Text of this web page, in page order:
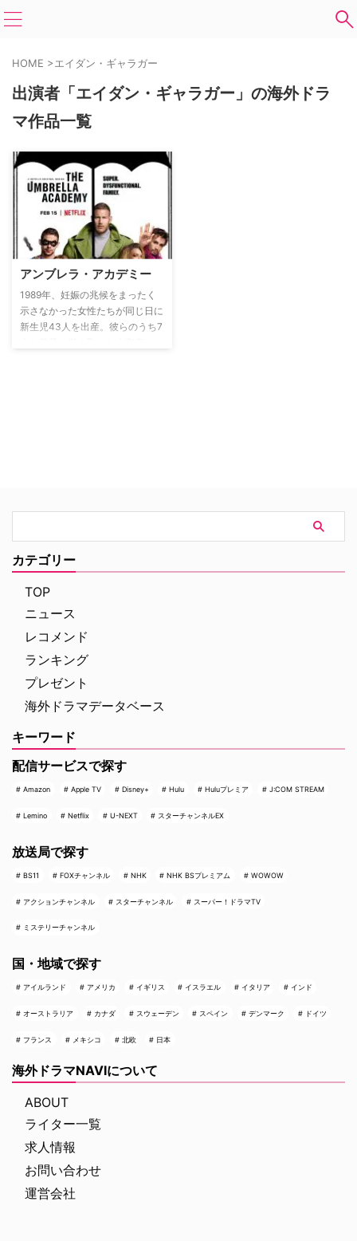
HOME >エイダン・ギャラガー
出演者「エイダン・ギャラガー」の海外ドラ
マ作品一覧
アンブレラ・アカデミー
1989年、妊娠の兆候をまったく
示さなかった女性たちが同じ日に
新生児43人を出産。彼らのうち7
カテゴリー
TOP
ニュース
レコメンド
ランキング
プレゼント
海外ドラマデータベース
キーワード
配信サービスで探す
Amazon Apple TV Disney+ Hulu Huluプレミア J:COM STREAM
Lemino Netflix U-NEXT スターチャンネルEX
放送局で探す
BS11 FOXチャンネル NHK NHK BSプレミアム WOWOW
アクションチャンネル スターチャンネル スーパー！ドラマTV
ミステリーチャンネル
国・地域で探す
アイルランド アメリカ イギリス イスラエル イタリア インド
オーストラリア カナダ スウェーデン スペイン デンマーク ドイツ
フランス メキシコ 北欧 日本
海外ドラマNAVIについて
ABOUT
ライター一覧
求人情報
お問い合わせ
運営会社